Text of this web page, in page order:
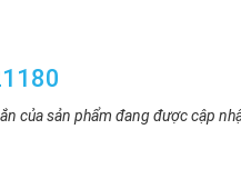
của sản phẩm đang được cập